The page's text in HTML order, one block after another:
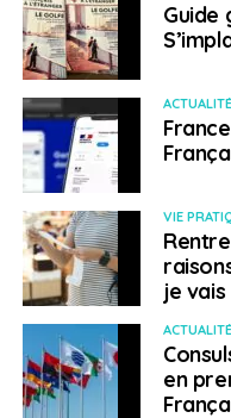
Un accès simplifié à
liste des pays dans
Poste est disponible. En
sera question
l’étranger d’un numéro
Le vote
Une commission
mars prochain
Néanmoins certains
difficultés comme le
bureaux de vote a été
Guide
VIE
je
en